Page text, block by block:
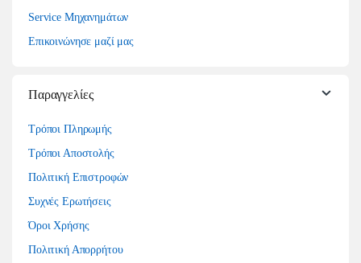
Service Μηχανημάτων
Επικοινώνησε μαζί μας
Παραγγελίες
Τρόποι Πληρωμής
Τρόποι Αποστολής
Πολιτική Επιστροφών
Συχνές Ερωτήσεις
Όροι Χρήσης
Πολιτική Απορρήτου